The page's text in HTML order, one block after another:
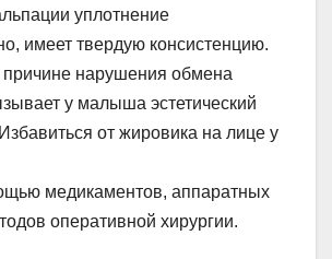
уплотнение
имеет твердую консистенцию.
причине нарушения обмена
у малыша эстетический
от жировика на лице у
медикаментов, аппаратных
оперативной хирургии.